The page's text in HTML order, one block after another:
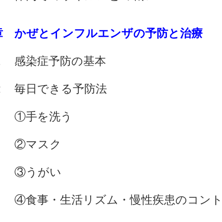
かぜとインフルエンザの予防と治療
染症予防の基本
日できる予防法
を洗う
スク
がい
・生活リズム・慢性疾患のコント